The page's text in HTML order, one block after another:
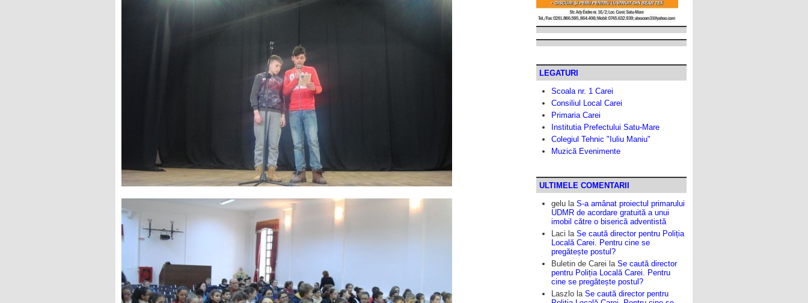
LEGATURI
Scoala nr. 1 Carei
Consiliul Local Carei
Primaria Carei
Institutia Prefectului Satu-Mare
Colegiul Tehnic "Iuliu Maniu"
Muzică Evenimente
ULTIMELE COMENTARII
gelu la S-a amânat proiectul primarului
UDMR de acordare gratuită a unui
imobil către o biserică adventistă
Laci la Se caută director pentru Poliția
Locală Carei. Pentru cine se
pregătește postul?
Buletin de Carei la Se caută director
pentru Poliția Locală Carei. Pentru
cine se pregătește postul?
Laszlo la Se caută director pentru